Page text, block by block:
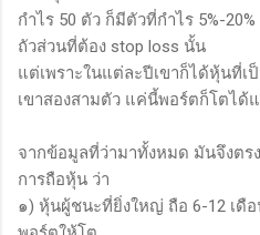
กำไร 50 ตัว ก็มีตัวที่กำไร 5%-
ถัวส่วนที่ต้อง stop loss นั้น
แต่เพราะในแต่ละปีเขาก็ได้หุ้นที่เ
เขาสองสามตัว แค่นี้พอร์ตก็โตได้
จากข้อมูลที่ว่ามาทั้งหมด มันจึงตร
การถือหุ้น ว่า
๑) หุ้นผู้ชนะที่ยิ่งใหญ่ ถือ 6-12 เดื